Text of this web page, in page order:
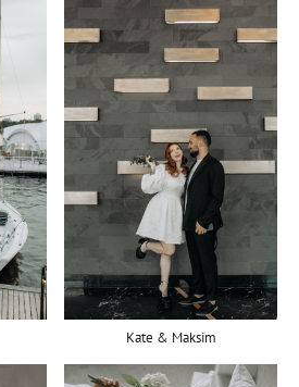
Kate & Maksim